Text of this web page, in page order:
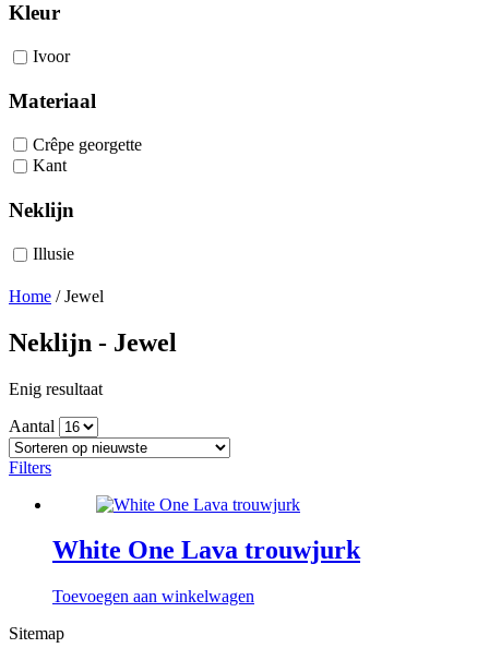
Kleur
Ivoor
Materiaal
Crêpe georgette
Kant
Neklijn
Illusie
Home /Jewel
Neklijn - Jewel
Enig resultaat
Aantal
Filters
White One Lava trouwjurk
Toevoegen aan winkelwagen
Sitemap